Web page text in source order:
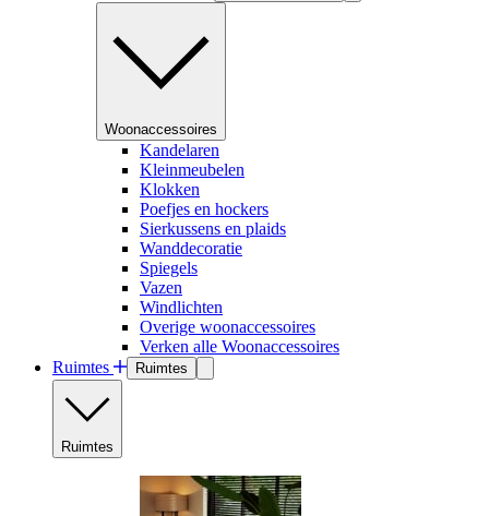
Woonaccessoires
Kandelaren
Kleinmeubelen
Klokken
Poefjes en hockers
Sierkussens en plaids
Wanddecoratie
Spiegels
Vazen
Windlichten
Overige woonaccessoires
Verken alle Woonaccessoires
Ruimtes
Ruimtes
Ruimtes